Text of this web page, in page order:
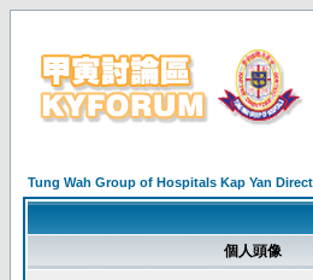
Tung Wah Group of Hospitals Kap Yan
個人頭像